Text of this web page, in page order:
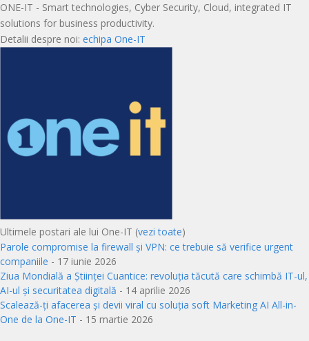
ONE-IT - Smart technologies, Cyber Security, Cloud, integrated IT
solutions for business productivity.
Detalii despre noi: echipa One-IT
Ultimele postari ale lui One-IT (vezi toate)
Parole compromise la firewall și VPN: ce trebuie să verifice urgent
companiile - 17 iunie 2026
Ziua Mondială a Științei Cuantice: revoluția tăcută care schimbă IT-ul,
AI-ul și securitatea digitală - 14 aprilie 2026
Scalează-ți afacerea și devii viral cu soluția soft Marketing AI All-in-
One de la One-IT - 15 martie 2026